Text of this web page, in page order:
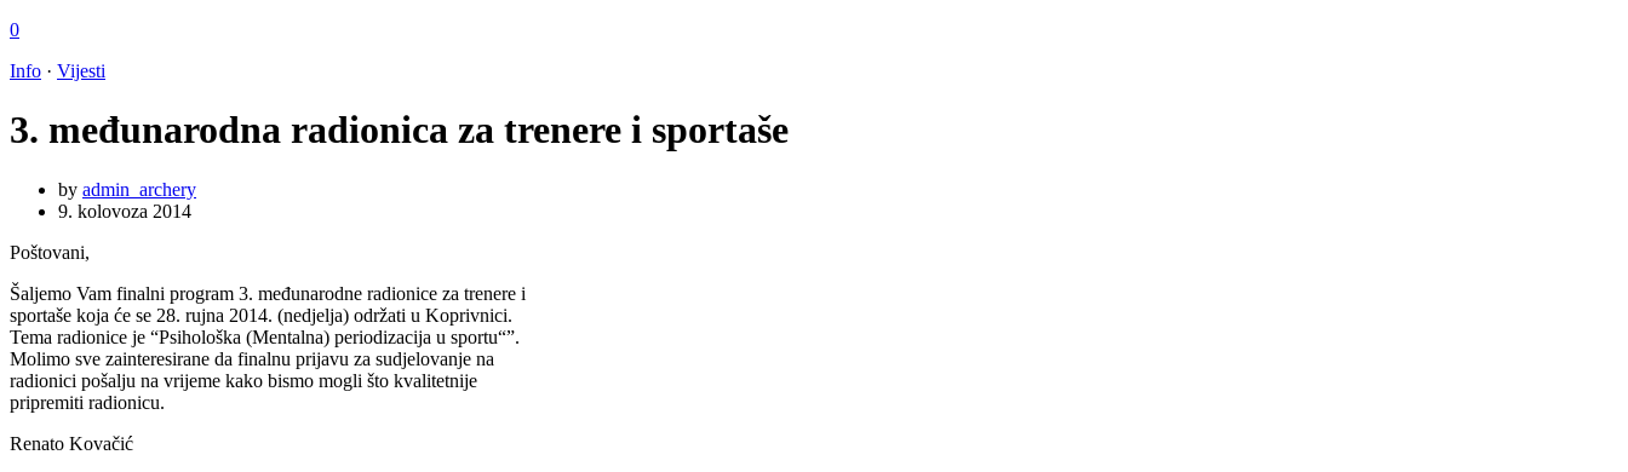
0
Info · Vijesti
3. međunarodna radionica za trenere i sportaše
by admin_archery
9. kolovoza 2014
Poštovani,
Šaljemo Vam finalni program 3. međunarodne radionice za trenere i
sportaše koja će se 28. rujna 2014. (nedjelja) održati u Koprivnici.
Tema radionice je “Psihološka (Mentalna) periodizacija u sportu“”.
Molimo sve zainteresirane da finalnu prijavu za sudjelovanje na
radionici pošalju na vrijeme kako bismo mogli što kvalitetnije
pripremiti radionicu.
Renato Kovačić